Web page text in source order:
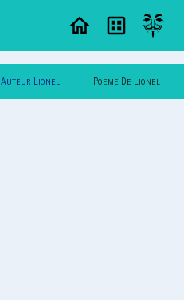
Auteur Lionel Poeme De Lionel